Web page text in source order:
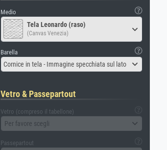
Medio
Tela Leonardo (raso)
(Canvas Venezia)
Barella
Cornice in tela - Immagine specchiata sul lato
Vetro & Passepartout
Vetro (compreso il tabellone)
Per favore scegli
Passepartout